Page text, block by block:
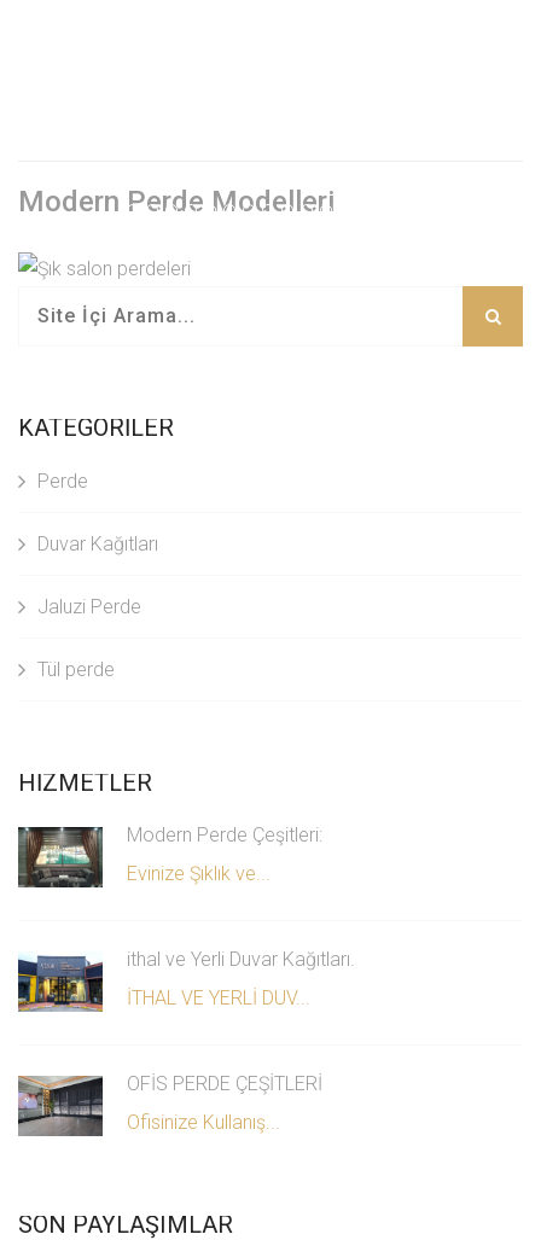
Modern Perde Modelleri
KATEGORİLER
Perde
Duvar Kağıtları
Jaluzi Perde
Tül perde
HİZMETLER
Modern Perde Çeşitleri:
Evinize Şıklık ve...
ithal ve Yerli Duvar Kağıtları.
İTHAL VE YERLİ DUV...
OFİS PERDE ÇEŞİTLERİ
Ofisinize Kullanış...
SON PAYLAŞIMLAR